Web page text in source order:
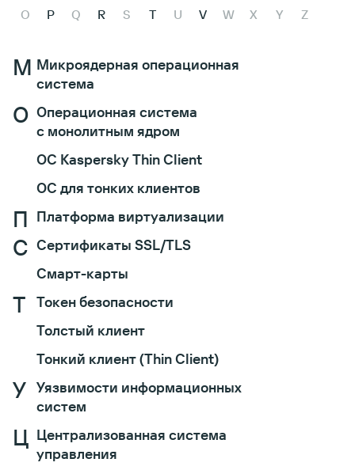
O
P Q R S T U V W X Y Z
М Микроядерная операционная
система
О Операционная система
с монолитным ядром
ОС Kaspersky Thin Client
ОС для тонких клиентов
П Платформа виртуализации
С Сертификаты SSL/TLS
Смарт-карты
Т
Токен безопасности
Толстый клиент
Тонкий клиент (Thin Client)
У Уязвимости информационных
систем
Ц Централизованная система
управления